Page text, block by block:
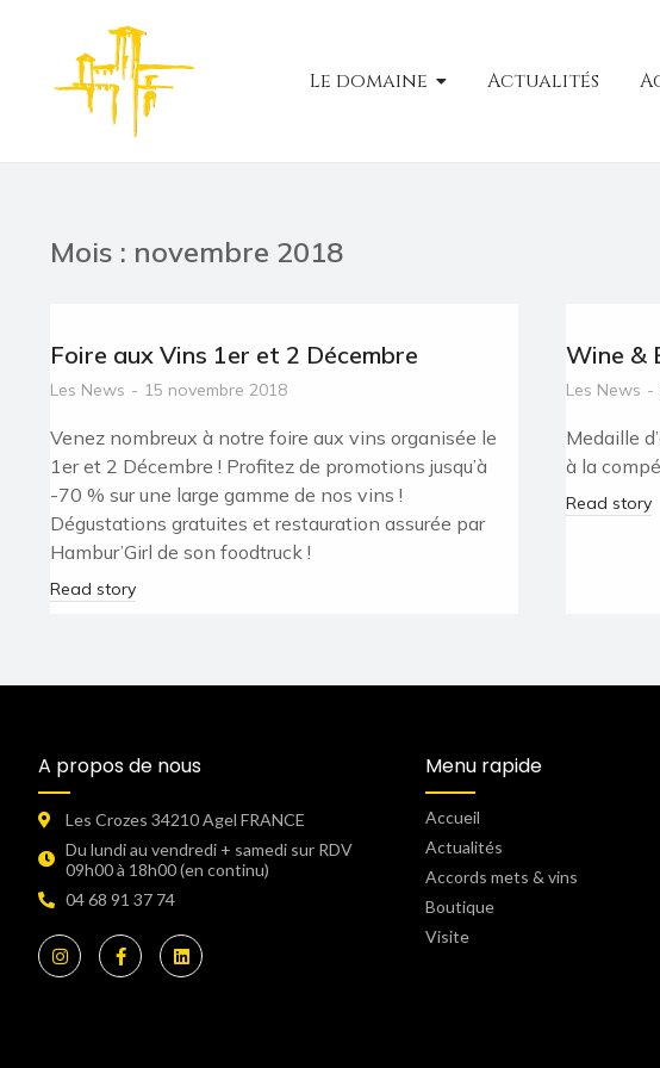
Le domaine Actualités
Mois : novembre 2018
Foire aux Vins 1er et 2 Décembre
Les News 15 novembre 2018
Venez nombreux à notre foire aux vins organisée le
1er et 2 Décembre ! Profitez de promotions jusqu’à
-70 % sur une large gamme de nos vins !
Dégustations gratuites et restauration assurée par
Hambur’Girl de son foodtruck !
Read story
Wine &
Les News
Medaille
à la
Read story
A propos de nous
Les Crozes 34210 Agel FRANCE
Du lundi au vendredi + samedi sur RDV
09h00 à 18h00 (en continu)​
04 68 91 37 74
Menu rapide
Accueil
Actualités
Accords mets & vins
Boutique
Visite